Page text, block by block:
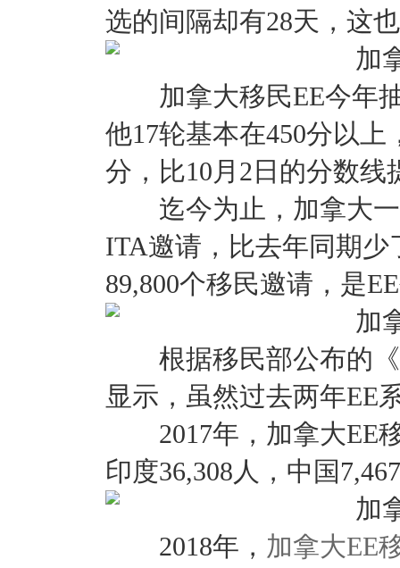
选的间隔却有28天，这
加拿大移民EE今年抽
他17轮基本在450分以
分，比10月2日的分数线
迄今为止，加拿大一
ITA邀请，比去年同期少
89,800个移民邀请，是
根据移民部公布的《
显示，虽然过去两年EE
2017年，加拿大EE移
印度36,308人，中国
2018年， 加拿大EE